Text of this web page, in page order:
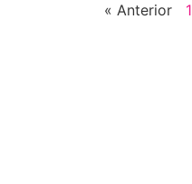
« Anterior 1